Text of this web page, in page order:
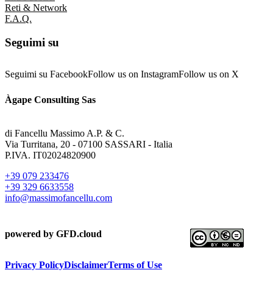
Reti & Network
F.A.Q.
Seguimi su
Seguimi su FacebookFollow us on InstagramFollow us on X
Àgape Consulting Sas
di Fancellu Massimo A.P. & C.
Via Turritana, 20 - 07100 SASSARI - Italia
P.IVA. IT02024820900
+39 079 233476
+39 329 6633558
moc.ullecnafomissam
@ofni
powered by GFD.cloud
Privacy PolicyDisclaimerTerms of Use